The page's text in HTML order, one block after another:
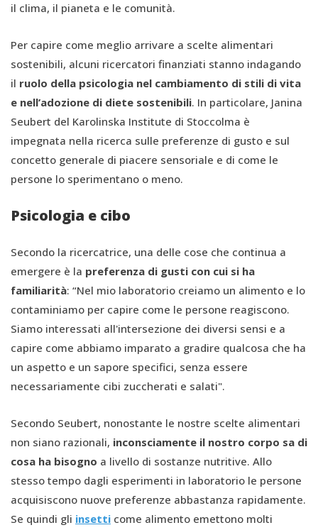
il clima, il pianeta e le comunità.
Per capire come meglio arrivare a scelte alimentari
sostenibili, alcuni ricercatori finanziati stanno indagando
il ruolo della psicologia nel cambiamento di stili di vita
e nell’adozione di diete sostenibili. In particolare, Janina
Seubert del Karolinska Institute di Stoccolma è
impegnata nella ricerca sulle preferenze di gusto e sul
concetto generale di piacere sensoriale e di come le
persone lo sperimentano o meno.
Psicologia e cibo
Secondo la ricercatrice, una delle cose che continua a
emergere è la preferenza di gusti con cui si ha
familiarità: “Nel mio laboratorio creiamo un alimento e lo
contaminiamo per capire come le persone reagiscono.
Siamo interessati all'intersezione dei diversi sensi e a
capire come abbiamo imparato a gradire qualcosa che ha
un aspetto e un sapore specifici, senza essere
necessariamente cibi zuccherati e salati".
Secondo Seubert, nonostante le nostre scelte alimentari
non siano razionali, inconsciamente il nostro corpo sa di
cosa ha bisogno a livello di sostanze nutritive. Allo
stesso tempo dagli esperimenti in laboratorio le persone
acquisiscono nuove preferenze abbastanza rapidamente.
Se quindi gli insetti come alimento emettono molti